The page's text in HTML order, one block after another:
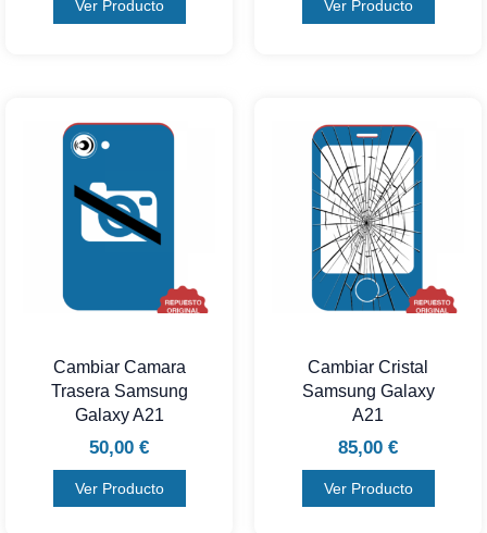
Ver Producto Ver Producto
Cambiar Camara
Trasera Samsung
Galaxy A21
50,00 €
Ver Producto
Cambiar Cristal
Samsung Galaxy
A21
85,00 €
Ver Producto